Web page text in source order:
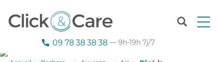
T
09 78 38 38 38 — 9h-19h 7j/7